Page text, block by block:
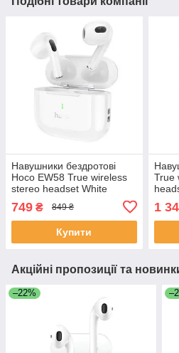
Навушники бездротові
Hoco EW58 True wireless
stereo headset White
749 ₴ 849 ₴
Купити
True
1
Акційні пропозиції та
–22%